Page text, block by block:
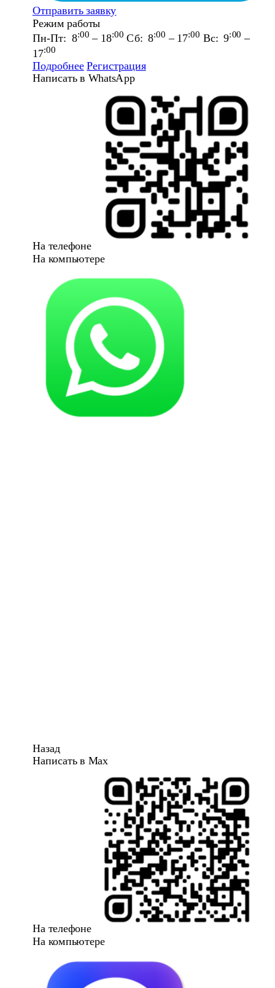
Отправить заявку
Режим работы
Пн-Пт: 8:00 – 18:00 Сб: 8:00 – 17:00 Вс: 9:00 –
17:00
Подробнее Регистрация
Написать в WhatsApp
На телефоне
На компьютере
Назад
Написать в Max
На телефоне
На компьютере